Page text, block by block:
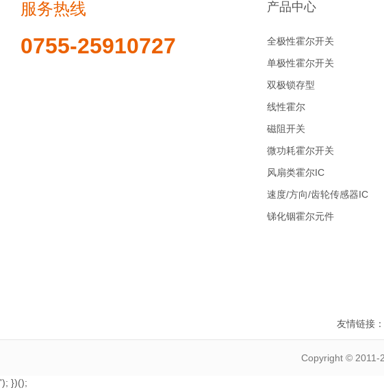
服务热线
0755-25910727
产品中心
全极性霍尔开关
单极性霍尔开关
双极锁存型
线性霍尔
磁阻开关
微功耗霍尔开关
风扇类霍尔IC
速度/方向/齿轮传感器IC
锑化铟霍尔元件
友情链接：
Copyright © 2011-
'); })();